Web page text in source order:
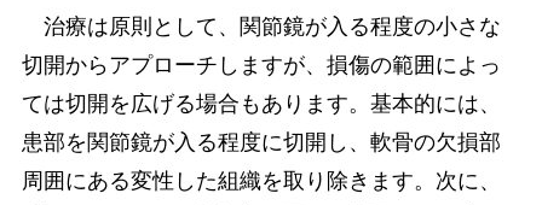
治療は原則として、関節鏡が入る程度の小さな
切開からアプローチしますが、損傷の範囲によっ
ては切開を広げる場合もあります。基本的には、
患部を関節鏡が入る程度に切開し、軟骨の欠損部
周囲にある変性した組織を取り除きます。次に、